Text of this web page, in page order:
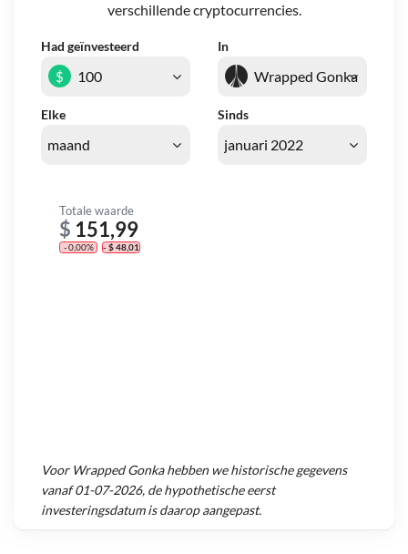
verschillende cryptocurrencies.
Had geïnvesteerd In
Elke Sinds
$
Totale waarde
$ 151,99
- 0,00% - $ 48,01
Voor Wrapped Gonkahebben we historische gegevens
vanaf01-07-2026, de hypothetische eerst
investeringsdatum is daarop aangepast.